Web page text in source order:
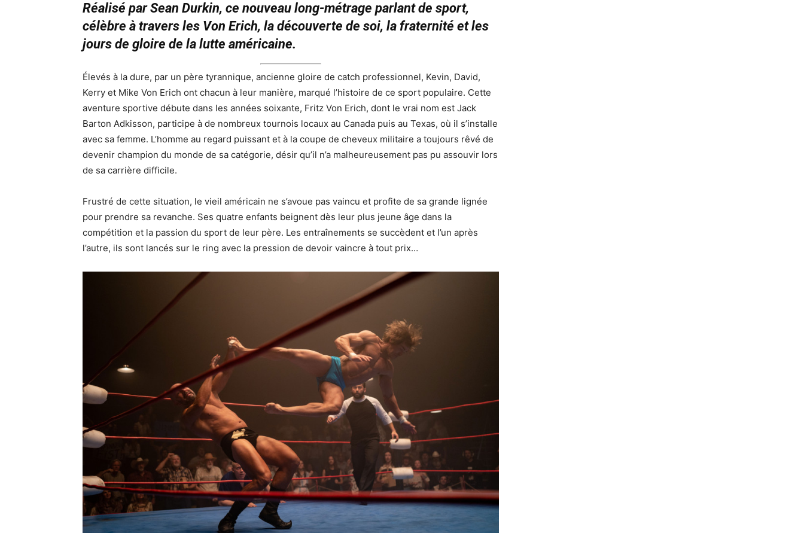
Réalisé par Sean Durkin, ce nouveau long-métrage parlant de sport,
célèbre à travers les Von Erich, la découverte de soi, la fraternité et les
jours de gloire de la lutte américaine.
Élevés à la dure, par un père tyrannique, ancienne gloire de catch professionnel, Kevin, David,
Kerry et Mike Von Erich ont chacun à leur manière, marqué l’histoire de ce sport populaire. Cette
aventure sportive débute dans les années soixante, Fritz Von Erich, dont le vrai nom est Jack
Barton Adkisson, participe à de nombreux tournois locaux au Canada puis au Texas, où il s’installe
avec sa femme. L’homme au regard puissant et à la coupe de cheveux militaire a toujours rêvé de
devenir champion du monde de sa catégorie, désir qu’il n’a malheureusement pas pu assouvir lors
de sa carrière difficile.
Frustré de cette situation, le vieil américain ne s’avoue pas vaincu et profite de sa grande lignée
pour prendre sa revanche. Ses quatre enfants beignent dès leur plus jeune âge dans la
compétition et la passion du sport de leur père. Les entraînements se succèdent et l’un après
l’autre, ils sont lancés sur le ring avec la pression de devoir vaincre à tout prix…